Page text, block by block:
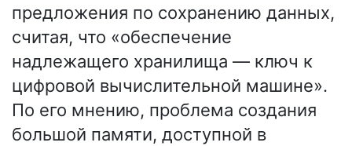
предложения по сохранению данных,
считая, что «обеспечение
надлежащего хранилища — ключ к
цифровой вычислительной машине».
По его мнению, проблема создания
большой памяти, доступной в